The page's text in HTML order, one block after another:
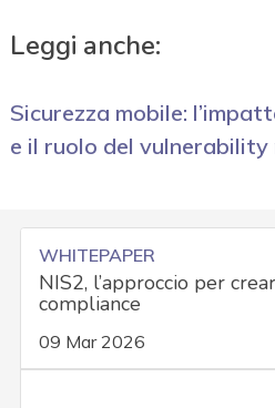
Leggi anche:
Sicurezza mobile:
e il ruolo del vulnerability
WHITEPAPER
NIS2, l’approccio per
compliance
09 Mar 2026